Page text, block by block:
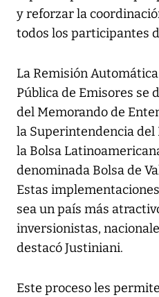
y reforzar la
todos los participantes
La Remisión
Pública de Emisores se
del Memorando de
la Superintendencia del
la Bolsa
denominada Bolsa de
Estas
sea un país más
inversionistas,
destacó Justiniani.
Este proceso les